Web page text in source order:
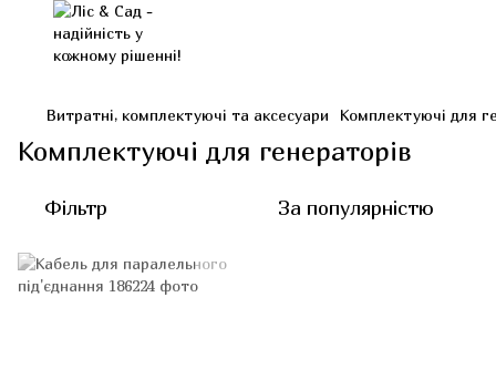
Витратні, комплектуючі та аксесуари Комплектуючі для
Комплектуючі для генераторів
Фільтр За популярністю